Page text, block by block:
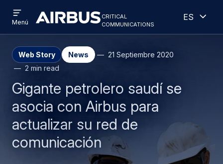
Pasar
al
contenido
Skip
to
search
Criticalcommunications
critical
communications
menu
Menú
Español
Web Story News
21 Septiembre 2020
2 min read
Gigante petrolero saudí se
asocia con Airbus para
actualizar su red de
comunicación